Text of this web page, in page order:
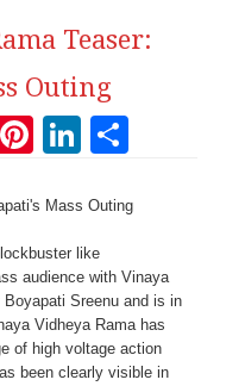
Teaser:
Outing
Pinterest
like
audience with Vinaya
Sreenu and is in
Vidheya Rama has
of high voltage action
been clearly visible in